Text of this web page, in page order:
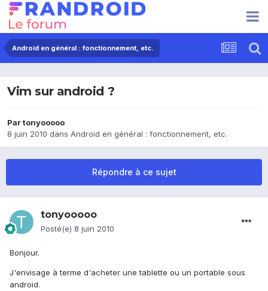
Android en général : fonctionnement, etc.
Vim sur android ?
Partonyooooo
8 juin 2010 dans Android en général : fonctionnement, etc.
Répondre à ce sujet
tonyooooo
Posté(e) 8 juin 2010
Bonjour.
J'envisage à terme d'acheter une tablette ou un portable sous
android.